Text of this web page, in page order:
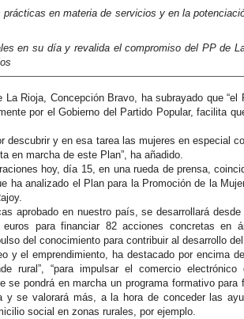
en materia de servicios y en la
en su día y revalida el compromiso del PP de
La Rioja, Concepción Bravo, ha subrayado que
por el Gobierno del Partido Popular, facilita
descubrir y en esa tarea las mujeres en especial
en marcha de este Plan”, ha añadido.
hoy, día 15, en una rueda de prensa,
ha analizado el Plan para la Promoción de la
aprobado en nuestro país, se desarrollará
para financiar 82 acciones concretas en
del conocimiento para contribuir al desarrollo
y el emprendimiento, ha destacado por encima
rural”, “para impulsar el comercio
se pondrá en marcha un programa formativo
y se valorará más, a la hora de conceder las
social en zonas rurales, por ejemplo.